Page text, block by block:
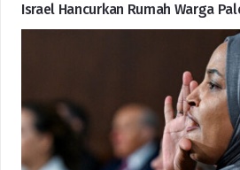
Israel Hancurkan Rumah Warga